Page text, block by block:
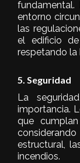
entorno
las
el edificio
respetando la
5. Seguridad
La
importancia.
que
estructural,
incendios.